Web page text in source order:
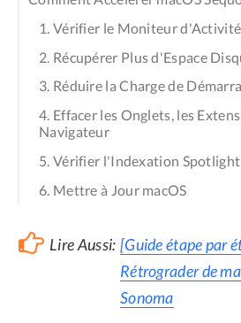
1. Vérifier le Moniteur d'Activité
2. Récupérer Plus d'Espace
3. Réduire la Charge de
4. Effacer les Onglets, les
Navigateur
5. Vérifier l'Indexation Spotlight
6. Mettre à Jour macOS
Lire Aussi: [Guide étape par
Rétrograder de
Sonoma